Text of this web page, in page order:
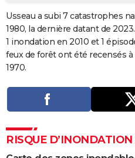
COPAINS D'AVANT
S'inscrire
Se connecter
Lycées
Collèges
Primaires
Universités
Entreprises
Service militaire
Avis de recherche
AVIS DE DÉCÈS
Usseau a subi 7 catastrophes
1980, la dernière datant de
1 inondation en 2010 et 1
feux de forêt ont été recensés
1970.
RISQUE D’INONDATION